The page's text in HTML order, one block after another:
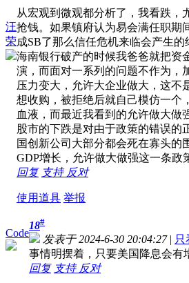
汪
荣
从宏观到微观都分析了，我看跌
抢钱。如果镇府认为易会满任职期
成SB了那么信任危机来临会产生
海南银行破产的时候我爸爸就把资
演，而面对一系列的问题不作为，
压力变大，允许大企业做大，这不
想收购，被拒绝后就自己模仿一个
血液，而最近我看到的允许做大做
股市的下跌是对由于政策的错误的
国创新公司大部分都会死在寡头的
GDP增长，允许做大做强这一条政
回复 支持 反对
使用道具 举报
Code
18#
发表于 2024-6-30 20:04:27 | 只
事情明摆着，只要美国降息会有
回复 支持 反对